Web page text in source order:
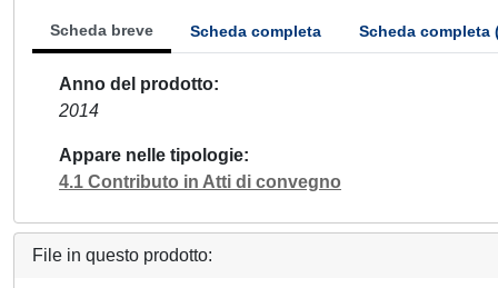
Scheda breve Scheda completa Scheda completa
Anno del prodotto
2014
Appare nelle tipologie
4.1 Contributo in Atti di convegno
File in questo prodotto: